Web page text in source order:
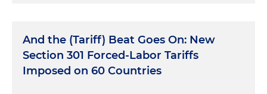
And the (Tariff) Beat Goes On: New
Section 301 Forced-Labor Tariffs
Imposed on 60 Countries